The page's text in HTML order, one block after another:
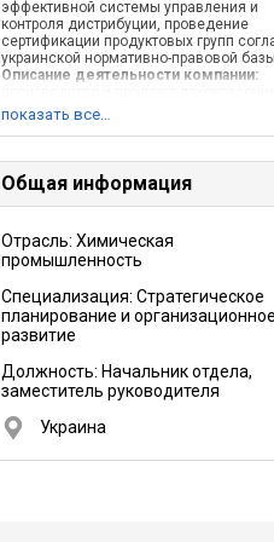
эффективной системы управления и
контроля дистрибуции, проведение
сертификации продуктовых групп
украинской нормативно-правовой
Описание деятельности компании:
материалов. Компания группы фирм
представительство LACUFA в Украине
Киев, существует с 1996 года),
предприятие КАПАРОЛ Украина,
производственно-логистический
обл., с. Васильевка) подчиняется
руководителю экспортного отдела
предприятие КАПАРОЛ УкраинаОткрыто
2003 год
показать все…
Общая информация
Отрасль: Химическая
промышленность
Специализация: Стратегическое
планирование и организационное
развитие
Должность: Начальник отдела,
заместитель руководителя
Украина